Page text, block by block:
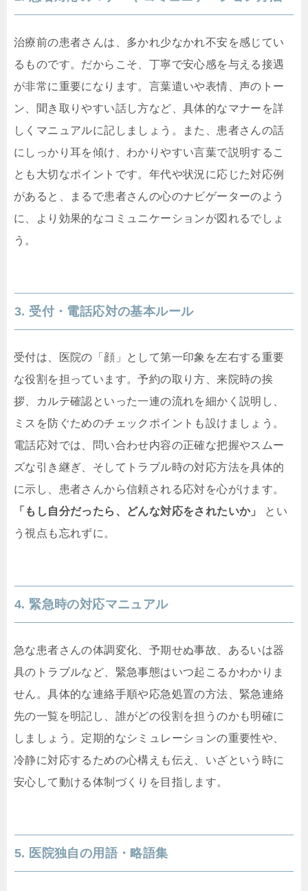
治療前の患者さんは、多かれ少なかれ不安を感じてい
るものです。だからこそ、丁寧で安心感を与える接遇
が非常に重要になります。言葉遣いや表情、声のトー
ン、聞き取りやすい話し方など、具体的なマナーを詳
しくマニュアルに記しましょう。また、患者さんの話
にしっかり耳を傾け、わかりやすい言葉で説明するこ
とも大切なポイントです。年代や状況に応じた対応例
があると、まるで患者さんの心のナビゲーターのよう
に、より効果的なコミュニケーションが図れるでしょ
う。
3. 受付・電話応対の基本ルール
受付は、医院の「顔」として第一印象を左右する重要
な役割を担っています。予約の取り方、来院時の挨
拶、カルテ確認といった一連の流れを細かく説明し、
ミスを防ぐためのチェックポイントも設けましょう。
電話応対では、問い合わせ内容の正確な把握やスムー
ズな引き継ぎ、そしてトラブル時の対応方法を具体的
に示し、患者さんから信頼される応対を心がけます。
「もし自分だったら、どんな対応をされたいか」
とい
う視点も忘れずに。
4. 緊急時の対応マニュアル
急な患者さんの体調変化、予期せぬ事故、あるいは器
具のトラブルなど、緊急事態はいつ起こるかわかりま
せん。具体的な連絡手順や応急処置の方法、緊急連絡
先の一覧を明記し、誰がどの役割を担うのかも明確に
しましょう。定期的なシミュレーションの重要性や、
冷静に対応するための心構えも伝え、いざという時に
安心して動ける体制づくりを目指します。
5. 医院独自の用語・略語集